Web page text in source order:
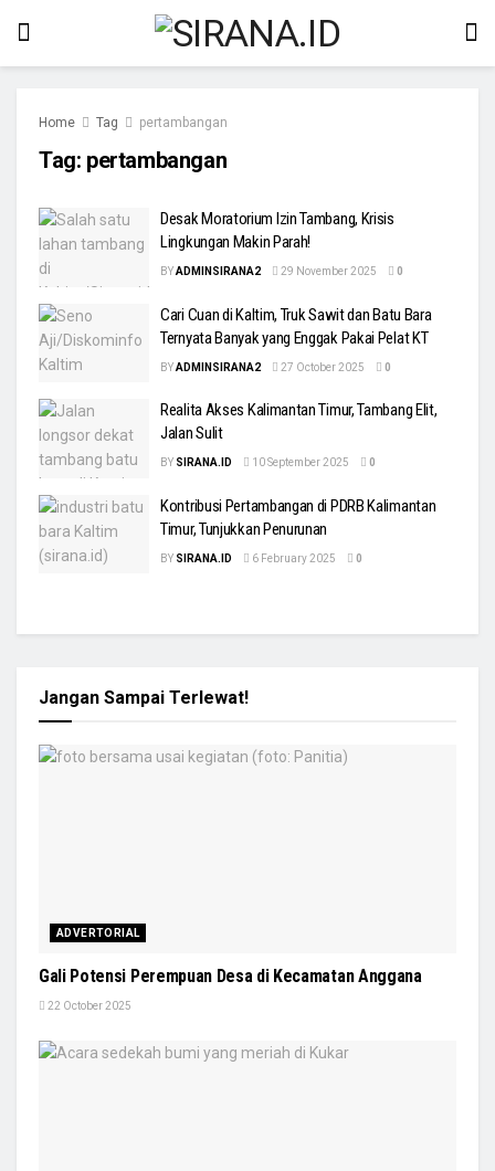
Home Tag pertambangan
Tag: pertambangan
Desak Moratorium Izin Tambang, Krisis
Lingkungan Makin Parah!
BYADMINSIRANA2 29 November 2025 0
Cari Cuan di Kaltim, Truk Sawit dan Batu Bara
Ternyata Banyak yang Enggak Pakai Pelat KT
BYADMINSIRANA2 27 October 2025 0
Realita Akses Kalimantan Timur, Tambang Elit,
Jalan Sulit
BY SIRANA.ID 10 September 2025 0
Kontribusi Pertambangan di PDRB Kalimantan
Timur, Tunjukkan Penurunan
BY SIRANA.ID 6 February 2025 0
Jangan Sampai Terlewat!
ADVERTORIAL
Gali Potensi Perempuan Desa di Kecamatan Anggana
22 October 2025